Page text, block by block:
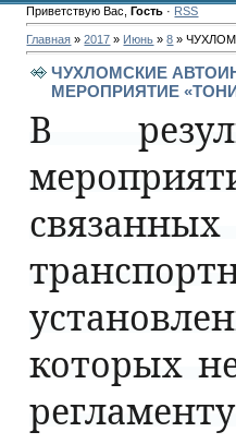
Приветствую Вас ,Гость · RSS
Главная »2017 » Июнь » 8 »
ЧУХЛОМСКИЕ
МЕРОПРИЯТИЕ
В
связанных
которых
регламенту